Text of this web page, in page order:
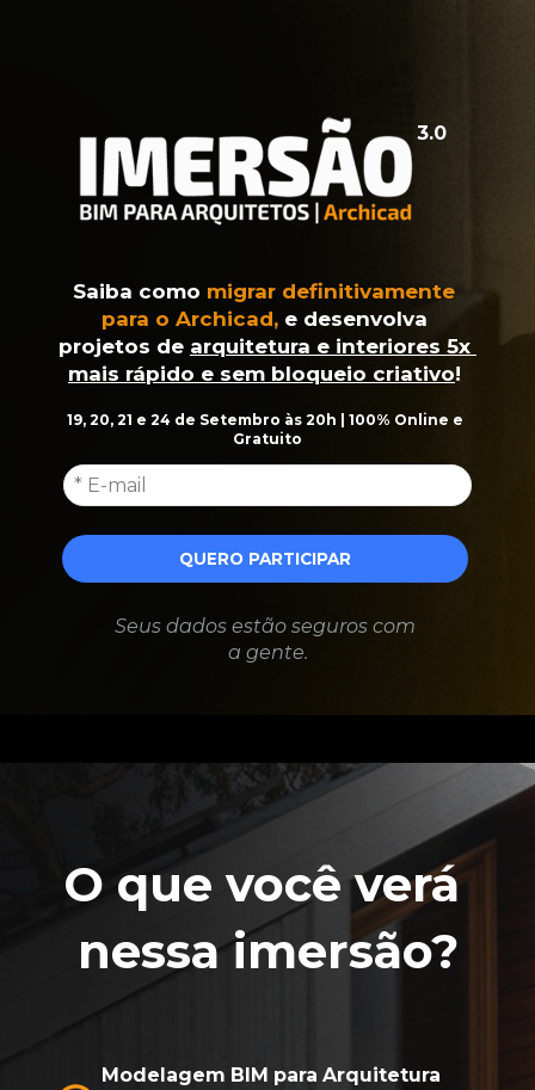
Saiba como migrar definitivamente
para o Archicad, e desenvolva
projetos de arquitetura e interiores 5x
mais rápido e sem bloqueio criativo!
QUERO PARTICIPAR
Seus dados estão seguros com
a gente.
19, 20, 21 e 24 de Setembro às 20h | 100% Online e
Gratuito
3.0
O que você verá
nessa imersão?
Modelagem BIM para Arquitetura